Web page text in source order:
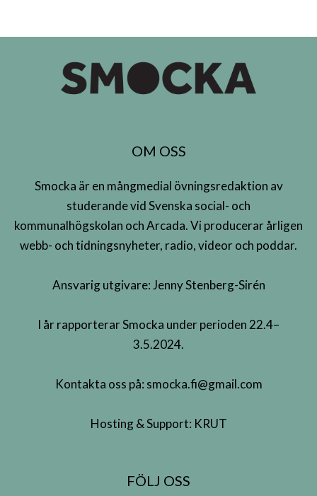
OM OSS
Smocka är en mångmedial övningsredaktion av
studerande vid Svenska social- och
kommunalhögskolan och Arcada. Vi producerar årligen
webb- och tidningsnyheter, radio, videor och poddar.
Ansvarig utgivare: Jenny Stenberg-Sirén
I år rapporterar Smocka under perioden 22.4–
3.5.2024.
Kontakta oss på: smocka.fi@gmail.com
Hosting & Support: KRUT
FÖLJ OSS